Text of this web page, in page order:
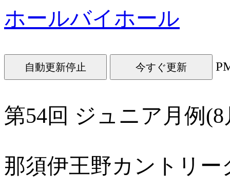
ホールバイホール
今すぐ更新
第54回 ジュニア月例(8
那須伊王野カントリー